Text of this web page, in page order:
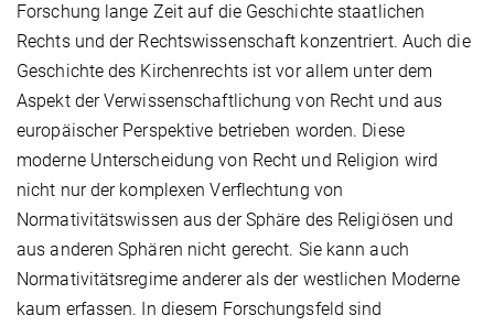
Forschung lange Zeit auf die Geschichte staatlichen
Rechts und der Rechtswissenschaft konzentriert. Auch die
Geschichte des Kirchenrechts ist vor allem unter dem
Aspekt der Verwissenschaftlichung von Recht und aus
europäischer Perspektive betrieben worden. Diese
moderne Unterscheidung von Recht und Religion wird
nicht nur der komplexen Verflechtung von
Normativitätswissen aus der Sphäre des Religiösen und
aus anderen Sphären nicht gerecht. Sie kann auch
Normativitätsregime anderer als der westlichen Moderne
kaum erfassen. In diesem Forschungsfeld sind